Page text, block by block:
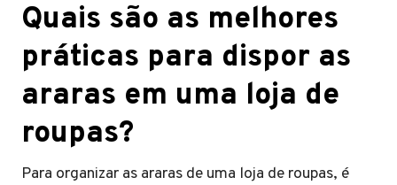
Quais são as melhores
práticas para dispor as
araras em uma loja de
roupas?
Para organizar as araras de uma loja de roupas, é